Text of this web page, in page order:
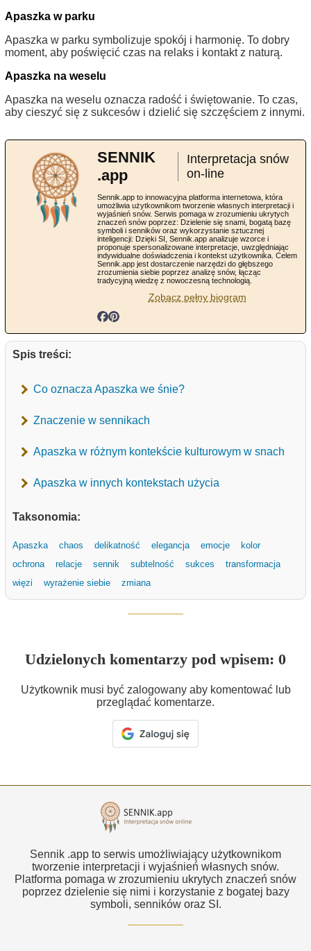
Apaszka w parku
Apaszka w parku symbolizuje spokój i harmonię. To dobry
moment, aby poświęcić czas na relaks i kontakt z naturą.
Apaszka na weselu
Apaszka na weselu oznacza radość i świętowanie. To czas,
aby cieszyć się z sukcesów i dzielić się szczęściem z innymi.
SENNIK
.app
Interpretacja snów
on-line
Sennik.app to innowacyjna platforma internetowa, która
umożliwia użytkownikom tworzenie własnych interpretacji i
wyjaśnień snów. Serwis pomaga w zrozumieniu ukrytych
znaczeń snów poprzez: Dzielenie się snami, bogatą bazę
symboli i senników oraz wykorzystanie sztucznej
inteligencji: Dzięki SI, Sennik.app analizuje wzorce i
proponuje spersonalizowane interpretacje, uwzględniając
indywidualne doświadczenia i kontekst użytkownika. Celem
Sennik.app jest dostarczenie narzędzi do głębszego
zrozumienia siebie poprzez analizę snów, łącząc
tradycyjną wiedzę z nowoczesną technologią.
Zobacz pełny biogram
Spis treści:
Co oznacza Apaszka we śnie?
Znaczenie w sennikach
Apaszka w różnym kontekście kulturowym w snach
Apaszka w innych kontekstach użycia
Taksonomia:
Apaszka chaos delikatność elegancja emocje
kolor
ochrona
relacje sennik subtelność sukces
transformacja
więzi
wyrażenie siebie zmiana
Udzielonych komentarzy pod wpisem: 0
Użytkownik musi być zalogowany aby komentować lub
przeglądać komentarze.
Sennik .app to serwis umożliwiający użytkownikom
tworzenie interpretacji i wyjaśnień własnych snów.
Platforma pomaga w zrozumieniu ukrytych znaczeń snów
poprzez dzielenie się nimi i korzystanie z bogatej bazy
symboli, senników oraz SI.